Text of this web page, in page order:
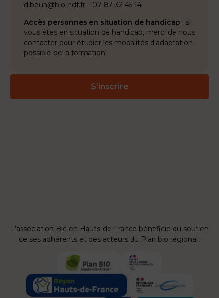
d.beun@bio-hdf.fr – 07 87 32 45 14
Accès personnes en situation de handicap : si
vous êtes en situation de handicap, merci de nous
contacter pour étudier les modalités d’adaptation
possible de la formation.
S’inscrire
L’association Bio en Hauts-de-France bénéficie du soutien
de ses adhérents et des acteurs du Plan bio régional :